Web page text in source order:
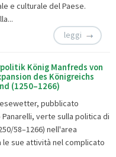
e culturale del Paese.
leggi
König Manfreds von
des Königreichs
(1250–1266)
pubblicato
verte sulla politica di
58–1266) nell'area
sue attività nel complicato